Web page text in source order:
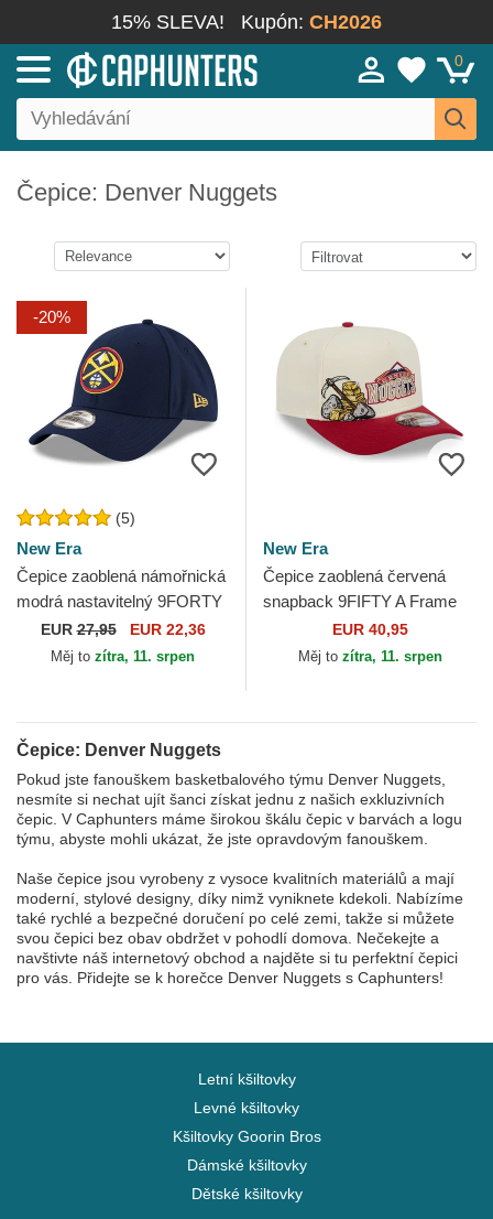
15% SLEVA! Kupón: CH2026
0
Čepice: Denver Nuggets
-20%
(5)
New Era
Čepice zaoblená námořnická
modrá nastavitelný 9FORTY
The League Denver Nuggets
NBA New Era
EUR27,95 EUR 22,36
Měj to zítra, 11. srpen
New Era
Čepice zaoblená červená
snapback 9FIFTY A Frame
Precurved Hardwood
Classics Denver Nuggets
EUR 40,95
Měj to zítra, 11. srpen
Čepice: Denver Nuggets
Pokud jste fanouškem basketbalového týmu Denver Nuggets,
nesmíte si nechat ujít šanci získat jednu z našich exkluzivních
čepic. V Caphunters máme širokou škálu čepic v barvách a logu
týmu, abyste mohli ukázat, že jste opravdovým fanouškem.
Naše čepice jsou vyrobeny z vysoce kvalitních materiálů a mají
moderní, stylové designy, díky nimž vyniknete kdekoli. Nabízíme
také rychlé a bezpečné doručení po celé zemi, takže si můžete
svou čepici bez obav obdržet v pohodlí domova. Nečekejte a
navštivte náš internetový obchod a najděte si tu perfektní čepici
pro vás. Přidejte se k horečce Denver Nuggets s Caphunters!
Letní kšiltovky
Levné kšiltovky
Kšiltovky Goorin Bros
Dámské kšiltovky
Dětské kšiltovky